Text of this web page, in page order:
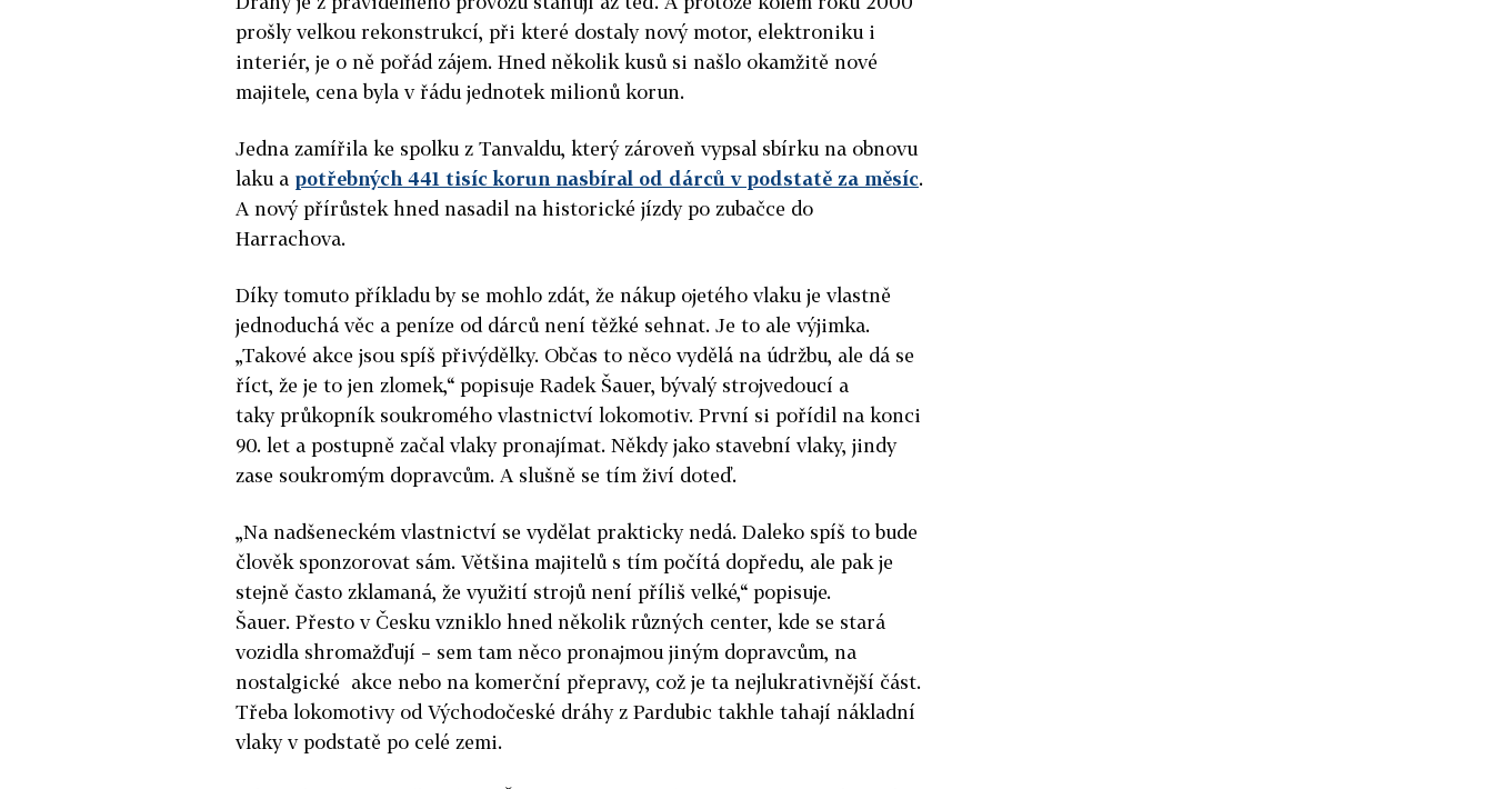
prošly velkou rekonstrukcí, při které dostaly nový motor, elektroniku i
interiér, je o ně pořád zájem. Hned několik kusů si našlo okamžitě nové
majitele, cena byla v řádu jednotek milionů korun.
Jedna zamířila ke spolku z Tanvaldu, který zároveň vypsal sbírku na obnovu
laku a potřebných 441 tisíc korun nasbíral od dárců v podstatě za měsíc.
A nový přírůstek hned nasadil na historické jízdy po zubačce do
Harrachova.
Díky tomuto příkladu by se mohlo zdát, že nákup ojetého vlaku je vlastně
jednoduchá věc a peníze od dárců není těžké sehnat. Je to ale výjimka.
„Takové akce jsou spíš přivýdělky. Občas to něco vydělá na údržbu, ale dá se
říct, že je to jen zlomek,“ popisuje Radek Šauer, bývalý strojvedoucí a
taky průkopník soukromého vlastnictví lokomotiv. První si pořídil na konci
90. let a postupně začal vlaky pronajímat. Někdy jako stavební vlaky, jindy
zase soukromým dopravcům. A slušně se tím živí doteď.
„Na nadšeneckém vlastnictví se vydělat prakticky nedá. Daleko spíš to bude
člověk sponzorovat sám. Většina majitelů s tím počítá dopředu, ale pak je
stejně často zklamaná, že využití strojů není příliš velké,“ popisuje.
Šauer. Přesto v Česku vzniklo hned několik různých center, kde se stará
vozidla shromažďují – sem tam něco pronajmou jiným dopravcům, na
nostalgické akce nebo na komerční přepravy, což je ta nejlukrativnější část.
Třeba lokomotivy od Východočeské dráhy z Pardubic takhle tahají nákladní
vlaky v podstatě po celé zemi.